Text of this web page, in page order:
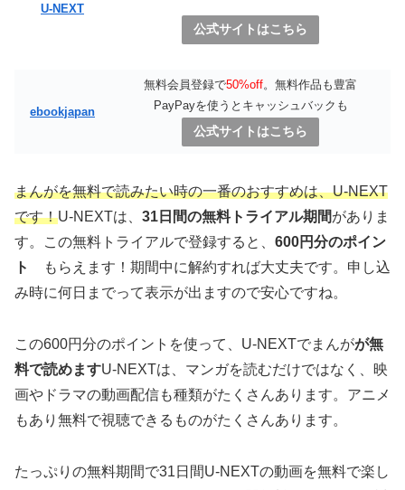
U-NEXT
公式サイトはこちら
ebookjapan
無料会員登録で50%off。無料作品も豊富
PayPayを使うとキャッシュバックも
公式サイトはこちら
まんがを無料で読みたい時の一番のおすすめは、U-NEXT
です！U-NEXTは、 31日間の無料トライアル期間がありま
す。この無料トライアルで登録すると、 600円分のポイン
ト
もらえます！期間中に解約すれば大丈夫です。申し込
み時に何日までって表示が出ますので安心ですね。
この600円分のポイントを使って、U-NEXTでまんがが無
料で読めますU-NEXTは、マンガを読むだけではなく、映
画やドラマの動画配信も種類がたくさんあります。アニメ
もあり無料で視聴できるものがたくさんあります。
たっぷりの無料期間で31日間U-NEXTの動画を無料で楽し